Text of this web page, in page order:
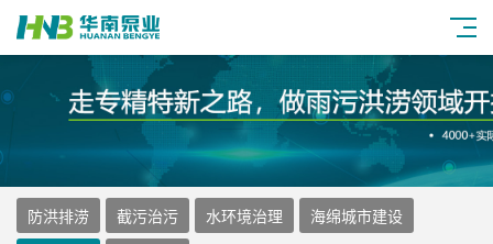
防洪排涝 截污治污 水环境治理
海绵城市建设